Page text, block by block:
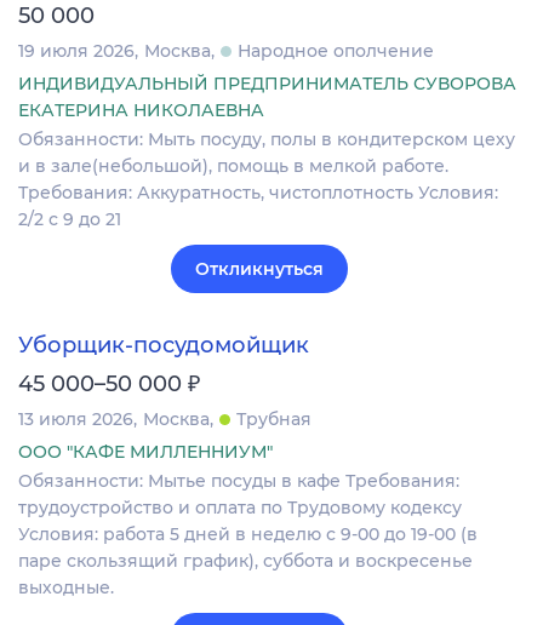
50 000
19 июля 2026 Москва
Народное ополчение
ИНДИВИДУАЛЬНЫЙ ПРЕДПРИНИМАТЕЛЬ СУВОРОВА
ЕКАТЕРИНА НИКОЛАЕВНА
Обязанности: Мыть посуду, полы в кондитерском цеху
и в зале(небольшой), помощь в мелкой работе.
Требования: Аккуратность, чистоплотность Условия:
2/2 с 9 до 21
Откликнуться
Уборщик-посудомойщик
45 000–50 000 ₽
13 июля 2026 Москва
Трубная
ООО "КАФЕ МИЛЛЕННИУМ"
Обязанности: Мытье посуды в кафе Требования:
трудоустройство и оплата по Трудовому кодексу
Условия: работа 5 дней в неделю с 9-00 до 19-00 (в
паре скользящий график), суббота и воскресенье
выходные.